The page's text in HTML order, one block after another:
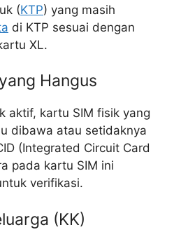
(KTP) yang masih
di KTP sesuai dengan
XL.
Hangus
aktif, kartu SIM fisik yang
dibawa atau setidaknya
(Integrated Circuit Card
pada kartu SIM ini
verifikasi.
(KK)